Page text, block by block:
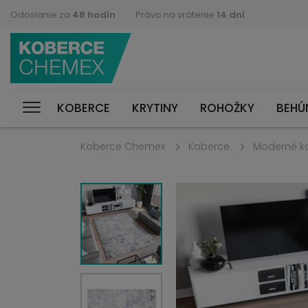
Odoslanie za 48 hodín Právo na vrátenie 14 dní
KOBERCE KRYTINY ROHOŽKY
Koberce Chemex Koberce Moderné